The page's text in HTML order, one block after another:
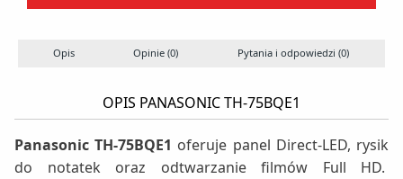
Opis Opinie (0) Pytania i odpowiedzi (0)
OPIS PANASONIC TH-75BQE1
Panasonic TH-75BQE1 oferuje panel Direct-LED, rysik
do notatek oraz odtwarzanie filmów Full HD.